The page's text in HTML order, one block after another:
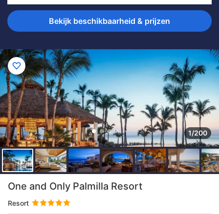
Bekijk beschikbaarheid & prijzen
1/200
One and Only Palmilla Resort
Resort